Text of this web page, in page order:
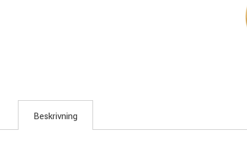
Beskrivning